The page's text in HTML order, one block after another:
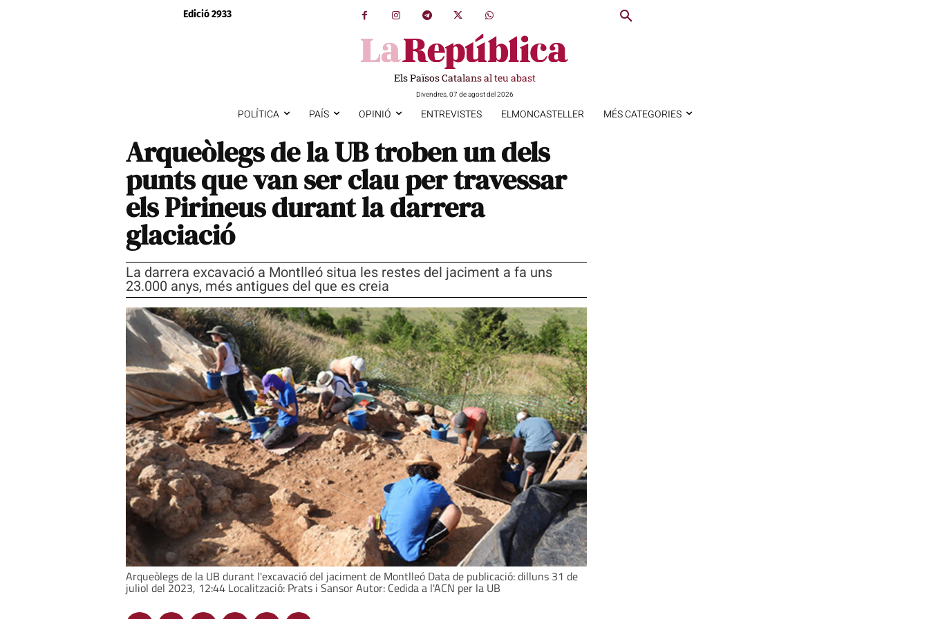
Edició 2933
Els Països Catalans al teu abast
Divendres, 07 de agost del 2026
POLÍTICA PAÍS OPINIÓ ENTREVISTES ELMONCASTELLER MÉS CATEGORIES
Arqueòlegs de la UB troben un dels
punts que van ser clau per travessar
els Pirineus durant la darrera
glaciació
La darrera excavació a Montlleó situa les restes del jaciment a fa uns
23.000 anys, més antigues del que es creia
Arqueòlegs de la UB durant l'excavació del jaciment de Montlleó Data de publicació: dilluns 31 de
juliol del 2023, 12:44 Localització: Prats i Sansor Autor: Cedida a l'ACN per la UB